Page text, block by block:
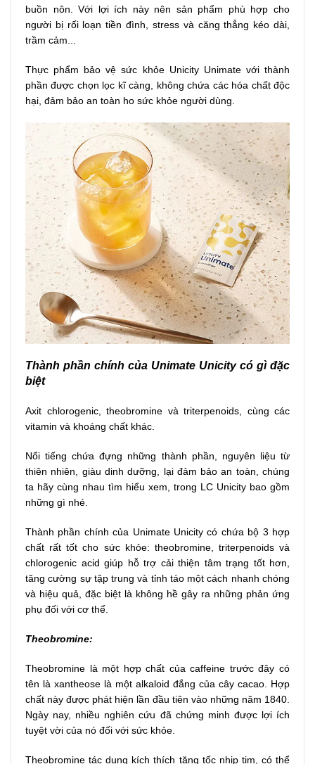
buồn nôn. Với lợi ích này nên sản phẩm phù hợp cho
người bị rối loạn tiền đình, stress và căng thẳng kéo dài,
trầm cảm...
Thực phẩm bảo vệ sức khỏe Unicity Unimate với thành
phần được chọn lọc kĩ càng, không chứa các hóa chất độc
hại, đảm bảo an toàn ho sức khỏe người dùng.
Thành phần chính của Unimate Unicity có gì đặc
biệt
Axit chlorogenic, theobromine và triterpenoids, cùng các
vitamin và khoáng chất khác.
Nổi tiếng chứa đựng những thành phần, nguyên liệu từ
thiên nhiên, giàu dinh dưỡng, lại đảm bảo an toàn, chúng
ta hãy cùng nhau tìm hiểu xem, trong LC Unicity bao gồm
những gì nhé.
Thành phần chính của Unimate Unicity có chứa bộ 3 hợp
chất rất tốt cho sức khỏe: theobromine, triterpenoids và
chlorogenic acid giúp hỗ trợ cải thiện tâm trạng tốt hơn,
tăng cường sự tập trung và tỉnh táo một cách nhanh chóng
và hiệu quả, đặc biệt là không hề gây ra những phản ứng
phụ đối với cơ thể.
Theobromine:
Theobromine là một hợp chất của caffeine trước đây có
tên là xantheose là một alkaloid đắng của cây cacao. Hợp
chất này được phát hiện lần đầu tiên vào những năm 1840.
Ngày nay, nhiều nghiên cứu đã chứng minh được lợi ích
tuyệt vời của nó đối với sức khỏe.
Theobromine tác dụng kích thích tăng tốc nhịp tim, có thể